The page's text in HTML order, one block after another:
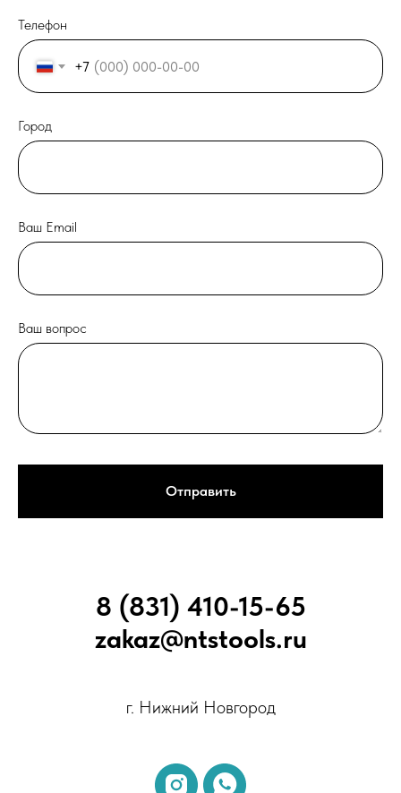
Телефон
+7
Город
Ваш Email
Ваш вопрос
Отправить
8 (831) 410-15-65
zakaz@ntstools.ru
г. Нижний Новгород